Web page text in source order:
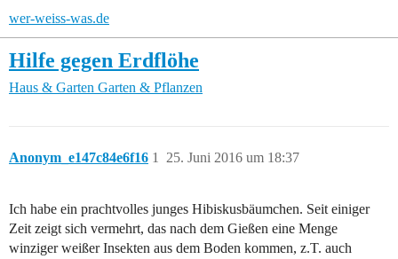
wer-weiss-was.de
Hilfe gegen Erdflöhe
Haus & Garten Garten & Pflanzen
Anonym_e147c84e6f16 25. Juni 2016 um 18:37
1
Ich habe ein prachtvolles junges Hibiskusbäumchen. Seit einiger
Zeit zeigt sich vermehrt, das nach dem Gießen eine Menge
winziger weißer Insekten aus dem Boden kommen, z.T. auch